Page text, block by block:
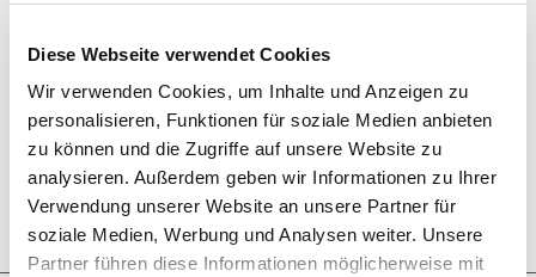
Diese Webseite verwendet Cookies
Wir verwenden Cookies, um Inhalte und Anzeigen zu
personalisieren, Funktionen für soziale Medien anbieten
zu können und die Zugriffe auf unsere Website zu
analysieren. Außerdem geben wir Informationen zu Ihrer
Verwendung unserer Website an unsere Partner für
soziale Medien, Werbung und Analysen weiter. Unsere
Partner führen diese Informationen möglicherweise mit
Mo. bis Fr. 11:00-18:30 Uhr
oder nach Vereinbarung
Tel.: +49 89 29 162 152
Fax: +49 89 29 162 153
E-Mail: info@juwelenschmiede.de